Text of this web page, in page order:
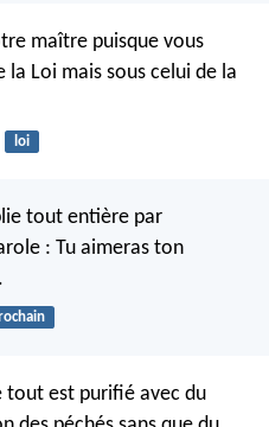
maître puisque vous
la Loi mais sous celui de la
loi
tout entière par
: Tu aimeras ton
tout est purifié avec du